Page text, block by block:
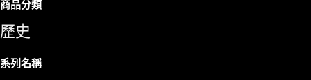
商品分類
歷史
系列名稱